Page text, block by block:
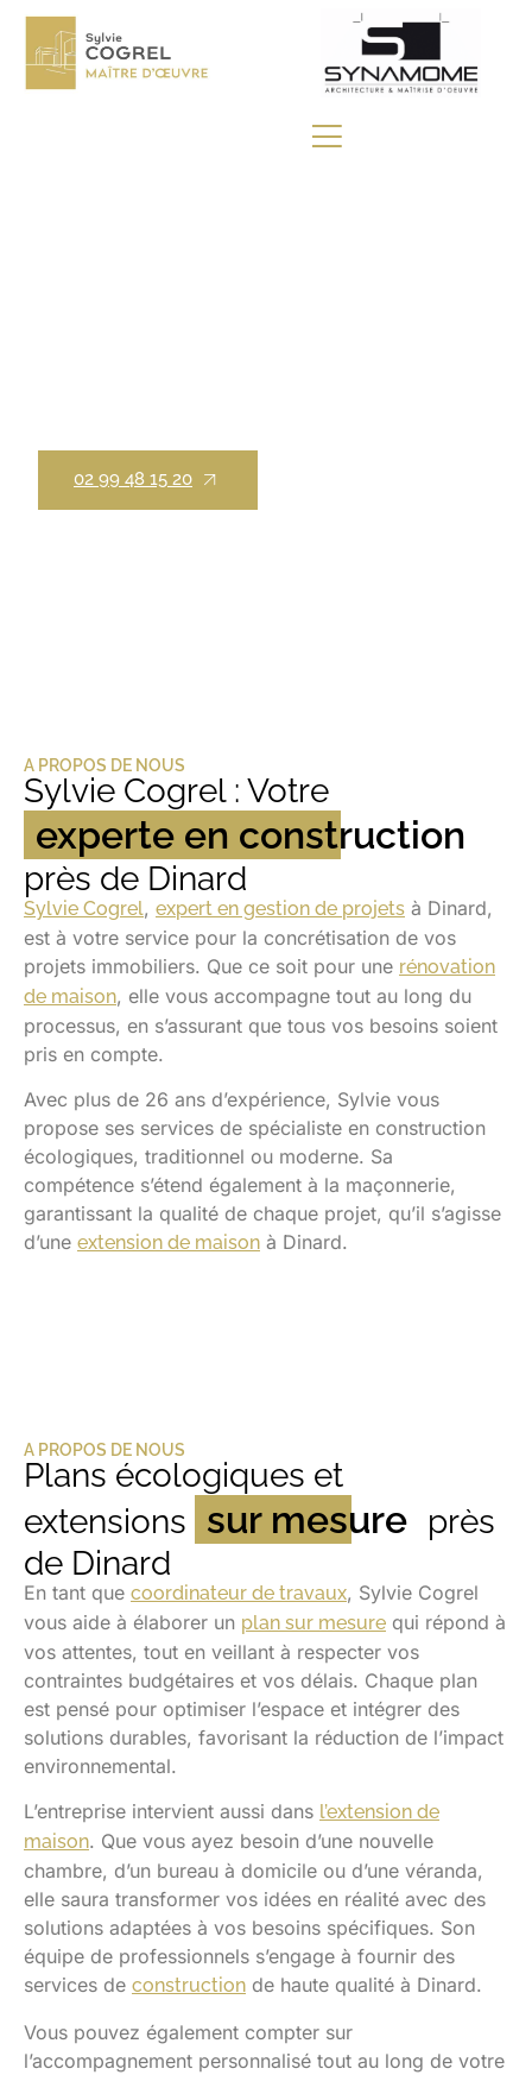
02 99 48 15 20
A PROPOS DE NOUS
Sylvie Cogrel : Votre
experte en construction
près de Dinard
Sylvie Cogrel, expert en gestion de projets à Dinard,
est à votre service pour la concrétisation de vos
projets immobiliers. Que ce soit pour une rénovation
de maison, elle vous accompagne tout au long du
processus, en s’assurant que tous vos besoins soient
pris en compte.
Avec plus de 26 ans d’expérience, Sylvie vous
propose ses services de spécialiste en construction
écologiques, traditionnel ou moderne. Sa
compétence s’étend également à la maçonnerie,
garantissant la qualité de chaque projet, qu’il s’agisse
d’une extension de maison à Dinard.
A PROPOS DE NOUS
Plans écologiques et
extensions sur mesure près
de Dinard
En tant que coordinateur de travaux, Sylvie Cogrel
vous aide à élaborer un plan sur mesure qui répond à
vos attentes, tout en veillant à respecter vos
contraintes budgétaires et vos délais. Chaque plan
est pensé pour optimiser l’espace et intégrer des
solutions durables, favorisant la réduction de l’impact
environnemental.
L’entreprise intervient aussi dans l’extension de
maison. Que vous ayez besoin d’une nouvelle
chambre, d’un bureau à domicile ou d’une véranda,
elle saura transformer vos idées en réalité avec des
solutions adaptées à vos besoins spécifiques. Son
équipe de professionnels s’engage à fournir des
services de construction de haute qualité à Dinard.
Vous pouvez également compter sur
l’accompagnement personnalisé tout au long de votre